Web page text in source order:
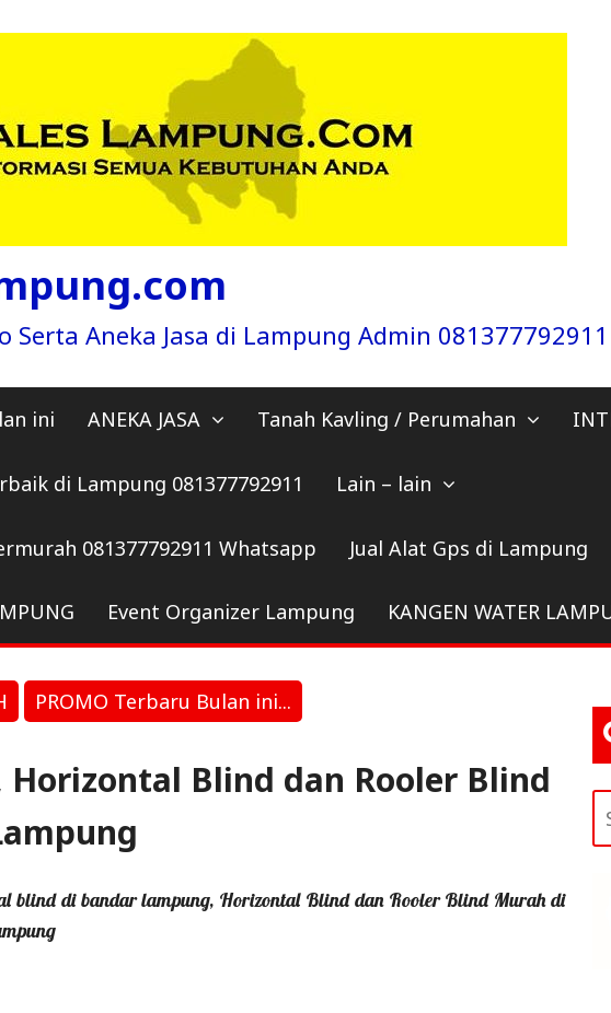
Serta Aneka Jasa di Lampung Admin 081377792911
ini ANEKA JASA Tanah Kavling / Perumahan
di Lampung 081377792911 Lain – lain
081377792911 Whatsapp Jual Alat Gps di Lampung
Event Organizer Lampung KANGEN WATER
PROMO Terbaru Bulan ini...
Blind dan Rooler Blind
blind di bandar lampung, Horizontal Blind dan Rooler Blind Murah di